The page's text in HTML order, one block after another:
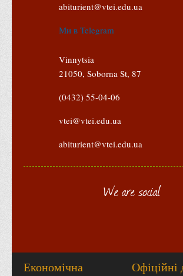
abiturient@vtei.edu.ua
Ми в Telegram
Vinnytsia
21050, Soborna St, 87
(0432) 55-04-06
vtei@vtei.edu.ua
abiturient@vtei.edu.ua
We are social
Економічна
Офіційні